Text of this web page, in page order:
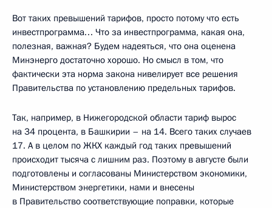
Вот таких превышений тарифов, просто потому что есть
инвестпрограмма… Что за инвестпрограмма, какая она,
полезная, важная? Будем надеяться, что она оценена
Минэнерго достаточно хорошо. Но смысл в том, что
фактически эта норма закона нивелирует все решения
Правительства по установлению предельных тарифов.
Так, например, в Нижегородской области тариф вырос
на 34 процента, в Башкирии – на 14. Всего таких случаев
17. А в целом по ЖКХ каждый год таких превышений
происходит тысяча с лишним раз. Поэтому в августе были
подготовлены и согласованы Министерством экономики,
Министерством энергетики, нами и внесены
в Правительство соответствующие поправки, которые